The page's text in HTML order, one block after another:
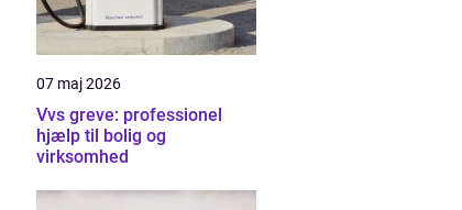
07 maj 2026
Vvs greve: professionel
hjælp til bolig og
virksomhed